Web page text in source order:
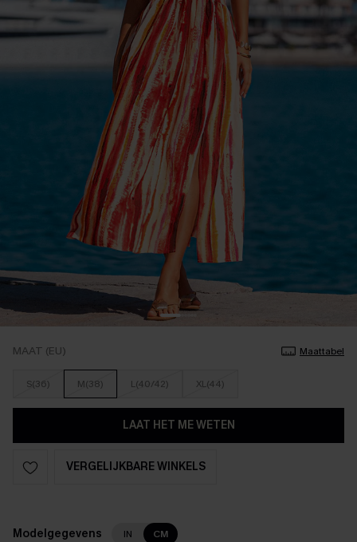
MAAT (EU) Maattabel
S(36) M(38) L(40/42) XL(44)
LAAT HET ME WETEN
VERGELIJKBARE WINKELS
Modelgegevens IN CM